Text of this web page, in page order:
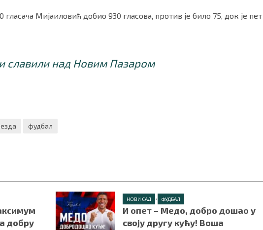
Мијаиловић добио 930 гласова, против је било 75, док је пет
славили над Новим Пазаром
фудбал
добру
НОВИ САД • ФУДБАЛ
И опет – Медо, добро дошао у
своју другу кућу! Воша